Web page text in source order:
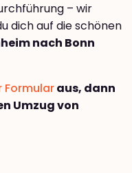
– wir
dich auf die schönen
nach Bonn
Formularaus, dann
Umzug von